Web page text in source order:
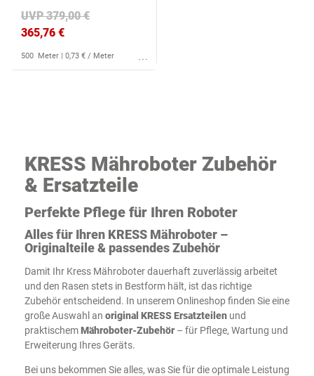
UVP 379,00 €
365,76 €
500 Meter | 0,73 € / Meter
KRESS Mähroboter Zubehör
& Ersatzteile
Perfekte Pflege für Ihren Roboter
Alles für Ihren KRESS Mähroboter –
Originalteile & passendes Zubehör
Damit Ihr Kress Mähroboter dauerhaft zuverlässig arbeitet
und den Rasen stets in Bestform hält, ist das richtige
Zubehör entscheidend. In unserem Onlineshop finden Sie eine
große Auswahl an original KRESS Ersatzteilen und
praktischemMähroboter-Zubehör – für Pflege, Wartung und
Erweiterung Ihres Geräts.
Bei uns bekommen Sie alles, was Sie für die optimale Leistung